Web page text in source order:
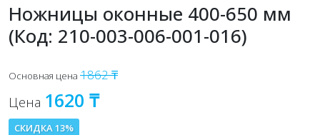
Ножницы оконные 400-650 мм
(Код: 210-003-006-001-016)
Основная цена 1862 ₸
Цена 1620 ₸
СКИДКА 13%